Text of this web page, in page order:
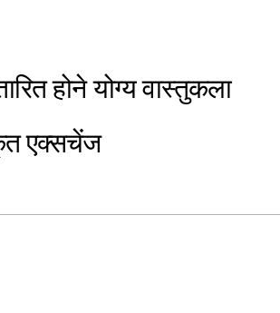
होने योग्य वास्तुकला
एक्सचेंज